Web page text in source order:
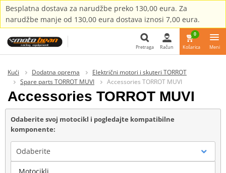
Besplatna dostava za narudžbe preko 130,00 eura. Za
narudžbe manje od 130,00 eura dostava iznosi 7,00 eura.
Pretraga
Pretraga Račun
0
Košarica Meni
Kući Dodatna oprema
Električni motori i skuteri TORROT
Spare parts TORROT MUVI
Accessories TORROT MUVI
Accessories TORROT MUVI
Odaberite svoj motocikl i pogledajte kompatibilne
komponente:
Odaberite